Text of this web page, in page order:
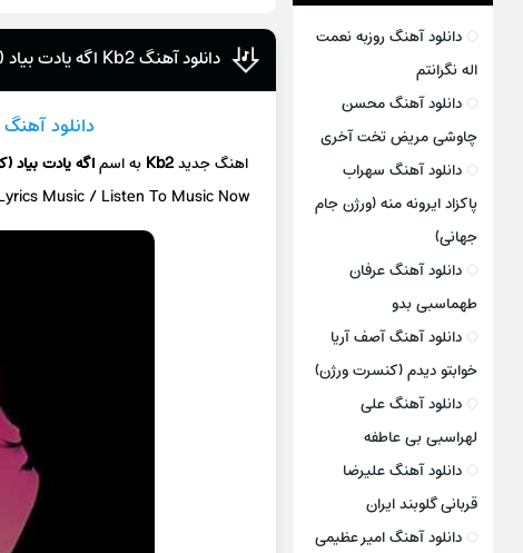
دانلود آهنگ Kb2 اگه یادت بیاد (کورش و کیارش)
دانلود آهنگ
اهنگ جدیدKb2 به اسماگه یادت
yrics Music / Listen To Music Now
دانلود آهنگ روزبه نعمت
اله نگرانتم
دانلود آهنگ محسن
چاوشی مریض تخت آخری
دانلود آهنگ سهراب
پاکزاد ایرونه منه (ورژن جام
جهانی)
دانلود آهنگ عرفان
طهماسبی بدو
دانلود آهنگ آصف آریا
خوابتو دیدم (کنسرت ورژن)
دانلود آهنگ علی
لهراسبی بی عاطفه
دانلود آهنگ علیرضا
قربانی گلوبند ایران
دانلود آهنگ امیر عظیمی